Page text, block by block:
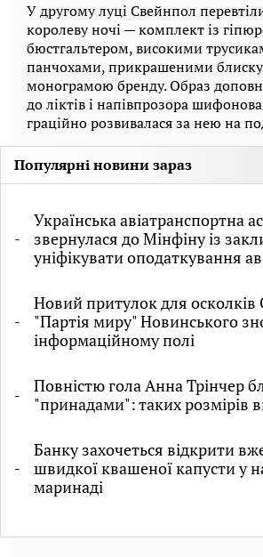
У другому луці Свейнпол
королеву ночі — комплект із
бюстгальтером, високими
панчохами, прикрашеними
монограмою бренду. Образ
до ліктів і напівпрозора
граційно розвивалася за нею на
Популярні новини зараз
Українська авіатранспортна
звернулася до Мінфіну із
уніфікувати оподаткування
Новий притулок для
"Партія миру" Новинського
інформаційному полі
Повністю гола Анна Трінчер
"принадами": таких розмірів
Банку захочеться відкрити
швидкої квашеної капусти у
маринаді